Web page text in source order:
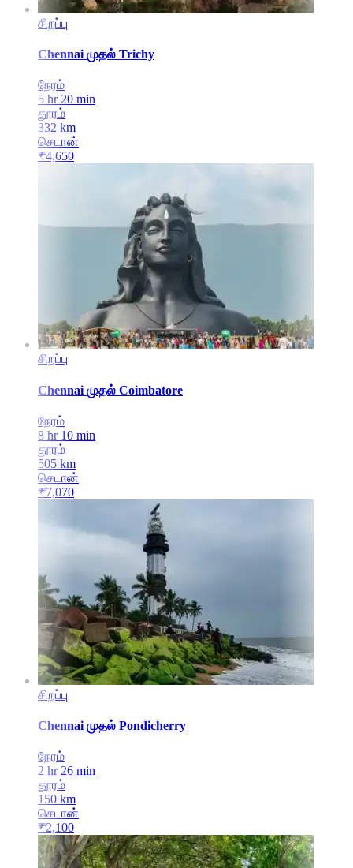
சிறப்பு
Chennai முதல் Trichy
நேரம்
5 hr 20 min
தூரம்
332 km
செடான்
₹4,650
சிறப்பு
Chennai முதல் Coimbatore
நேரம்
8 hr 10 min
தூரம்
505 km
செடான்
₹7,070
சிறப்பு
Chennai முதல் Pondicherry
நேரம்
2 hr 26 min
தூரம்
150 km
செடான்
₹2,100